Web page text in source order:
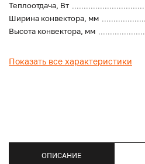
Теплоотдача, Вт
Ширина конвектора, мм
Высота конвектора, мм
Показать все характеристики
ОПИСАНИЕ